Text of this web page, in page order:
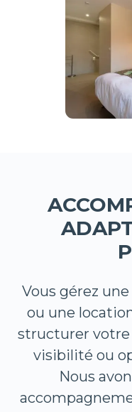
Vous gérez
ou une
structurer
visibilité ou
Nous